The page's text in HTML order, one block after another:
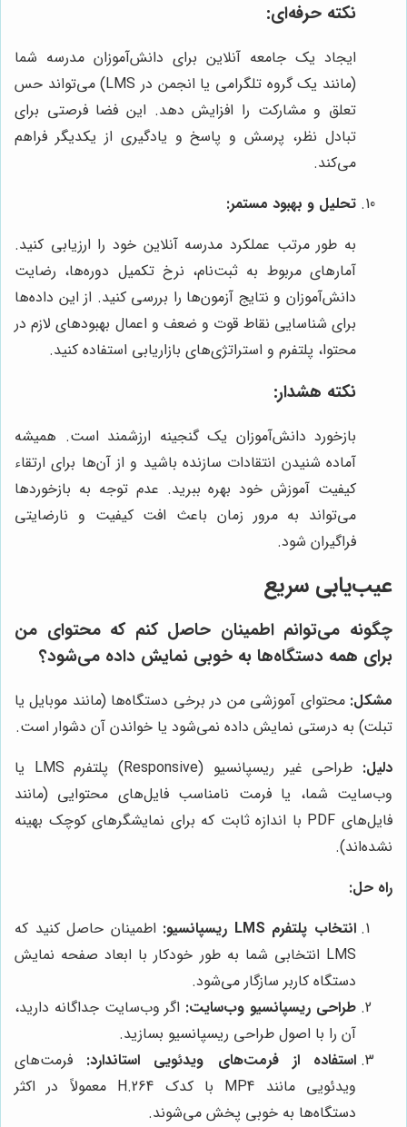
نکته حرفه‌ای:
ایجاد یک جامعه آنلاین برای دانش‌آموزان مدرسه شما
(مانند یک گروه تلگرامی یا انجمن در LMS) می‌تواند حس
تعلق و مشارکت را افزایش دهد. این فضا فرصتی برای
تبادل نظر، پرسش و پاسخ و یادگیری از یکدیگر فراهم
می‌کند.
تحلیل و بهبود مستمر:
به طور مرتب عملکرد مدرسه آنلاین خود را ارزیابی کنید.
آمارهای مربوط به ثبت‌نام، نرخ تکمیل دوره‌ها، رضایت
دانش‌آموزان و نتایج آزمون‌ها را بررسی کنید. از این داده‌ها
برای شناسایی نقاط قوت و ضعف و اعمال بهبودهای لازم در
محتوا، پلتفرم و استراتژی‌های بازاریابی استفاده کنید.
نکته هشدار:
بازخورد دانش‌آموزان یک گنجینه ارزشمند است. همیشه
آماده شنیدن انتقادات سازنده باشید و از آن‌ها برای ارتقاء
کیفیت آموزش خود بهره ببرید. عدم توجه به بازخوردها
می‌تواند به مرور زمان باعث افت کیفیت و نارضایتی
فراگیران شود.
عیب‌یابی سریع
چگونه می‌توانم اطمینان حاصل کنم که محتوای من
برای همه دستگاه‌ها به خوبی نمایش داده می‌شود؟
مشکل: محتوای آموزشی من در برخی دستگاه‌ها (مانند موبایل یا
تبلت) به درستی نمایش داده نمی‌شود یا خواندن آن دشوار است.
دلیل:
طراحی غیر ریسپانسیو (Responsive) پلتفرم LMS یا
وب‌سایت شما، یا فرمت نامناسب فایل‌های محتوایی (مانند
فایل‌های PDF با اندازه ثابت که برای نمایشگرهای کوچک بهینه
نشده‌اند).
راه حل:
انتخاب پلتفرم LMS ریسپانسیو:
اطمینان حاصل کنید که
LMS انتخابی شما به طور خودکار با ابعاد صفحه نمایش
دستگاه کاربر سازگار می‌شود.
طراحی ریسپانسیو وب‌سایت: اگر وب‌سایت جداگانه دارید،
آن را با اصول طراحی ریسپانسیو بسازید.
استفاده از فرمت‌های ویدئویی استاندارد: فرمت‌های
ویدئویی مانند MP4 با کدک H.264 معمولاً در اکثر
دستگاه‌ها به خوبی پخش می‌شوند.